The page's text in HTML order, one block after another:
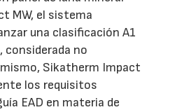
MW, el sistema
una clasificación A1
considerada no
Sikatherm Impact
los requisitos
EAD en materia de